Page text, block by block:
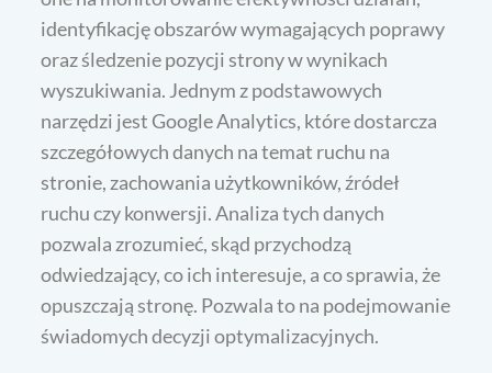
identyfikację obszarów wymagających poprawy
oraz śledzenie pozycji strony w wynikach
wyszukiwania. Jednym z podstawowych
narzędzi jest Google Analytics, które dostarcza
szczegółowych danych na temat ruchu na
stronie, zachowania użytkowników, źródeł
ruchu czy konwersji. Analiza tych danych
pozwala zrozumieć, skąd przychodzą
odwiedzający, co ich interesuje, a co sprawia, że
opuszczają stronę. Pozwala to na podejmowanie
świadomych decyzji optymalizacyjnych.